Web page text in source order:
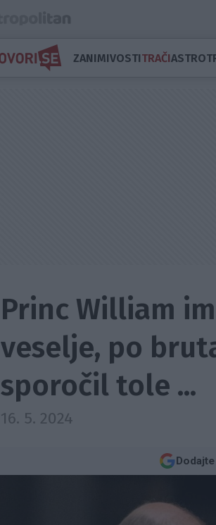
ZANIMIVOSTITRAČIASTRO
Princ William
veselje, po
sporočil tole ...
16. 5. 2024